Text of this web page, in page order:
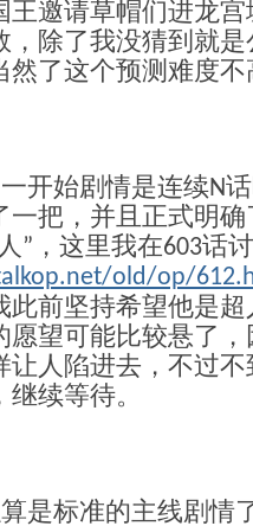
王邀请草帽们进龙
，除了我没猜到就
然了这个预测难度不
始剧情是连续N话
一把，并且正式明
”，这里我在603话
old/op/
此前坚持希望他是
愿望可能比较悬了
让人陷进去，不过
续等待。
标准的主线剧情